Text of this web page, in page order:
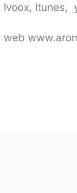
Ivoox, Itunes,